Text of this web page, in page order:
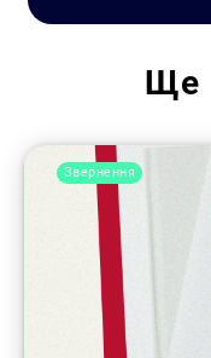
Ще
Звернення